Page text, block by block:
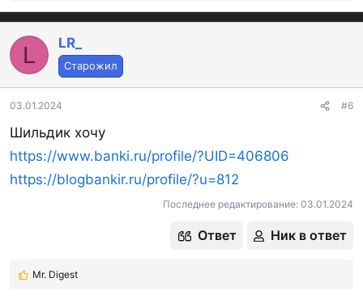
е
а
к
и
и
:
L LR_
Старожил
03.01.2024 #6
Шильдик хочу
https://www.banki.ru/profile/?UID=406806
https://blogbankir.ru/profile/?u=812
Последнее редактирование: 03.01.2024
Ответ Ник в ответ
Р
Mr. Digest